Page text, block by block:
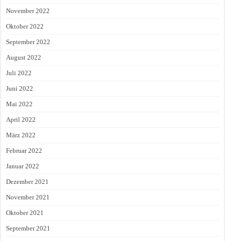
November 2022
Oktober 2022
September 2022
August 2022
Juli 2022
Juni 2022
Mai 2022
April 2022
März 2022
Februar 2022
Januar 2022
Dezember 2021
November 2021
Oktober 2021
September 2021